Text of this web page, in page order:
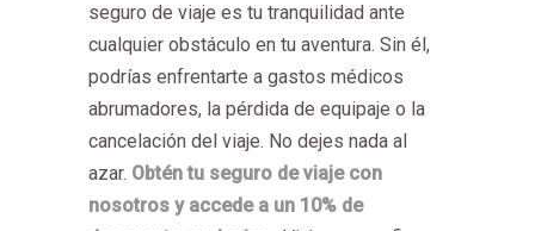
seguro de viaje es tu tranquilidad ante
cualquier obstáculo en tu aventura. Sin él,
podrías enfrentarte a gastos médicos
abrumadores, la pérdida de equipaje o la
cancelación del viaje. No dejes nada al
azar. Obtén tu seguro de viaje con
nosotros y accede a un 10% de